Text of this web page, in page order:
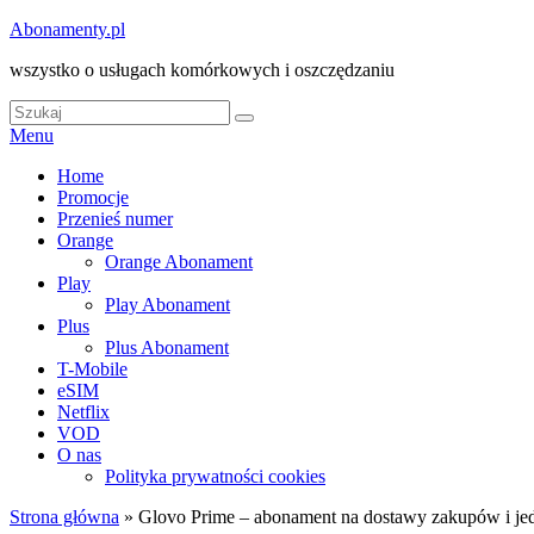
Skip
content
Abonamenty.pl
wszystko o usługach komórkowych i oszczędzaniu
Search
for:
Search
Menu
Główne
menu
Home
Promocje
Przenieś numer
Orange
Orange Abonament
Play
Play Abonament
Plus
Plus Abonament
T-Mobile
eSIM
Netflix
VOD
O nas
Polityka prywatności cookies
Strona główna » Glovo Prime – abonament na dostawy zakupów i